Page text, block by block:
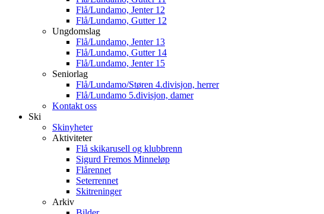
Flå/Lundamo, Jenter 12
Flå/Lundamo, Gutter 12
Ungdomslag
Flå/Lundamo, Jenter 13
Flå/Lundamo, Gutter 14
Flå/Lundamo, Jenter 15
Seniorlag
Flå/Lundamo/Støren 4.divisjon, herrer
Flå/Lundamo 5.divisjon, damer
Kontakt oss
Ski
Skinyheter
Aktiviteter
Flå skikarusell og klubbrenn
Sigurd Fremos Minneløp
Flårennet
Seterrennet
Skitreninger
Arkiv